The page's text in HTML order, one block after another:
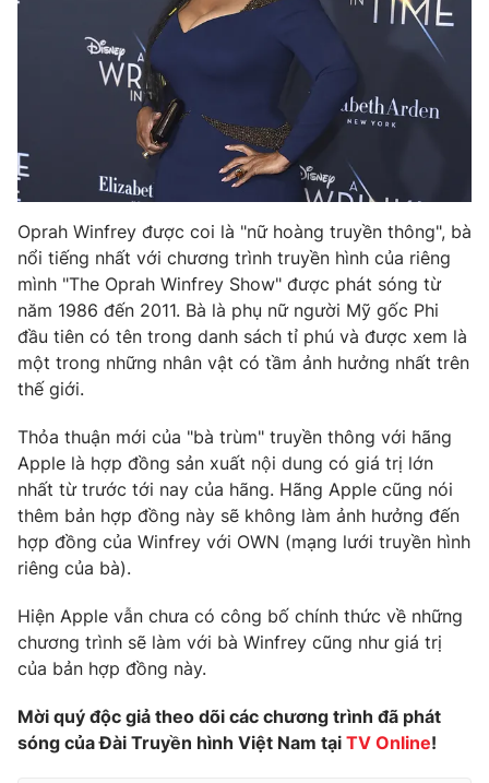
VTV Sức khoẻ
Thị trường 24h Tấm lòng Việt
VTV4 Vươn mình bằng AI
VTV9 VTV8
Liên hệ tòa soạn English
THỜI BÁO VTV
Theo dõi báo trên
Cơ quan chủ quản:
Giấy phép hoạt động báo in và báo điện tử số 483/GP-BTTTT
cấp ngày 29/12/2023
Tổng Biên tập: Vũ Thanh Thủy
Phó Tổng Biên tập:Nguyễn Thị Mỹ Hạnh, Phạm Quốc Thắng,
Nguyễn Trọng Ninh
Oprah Winfrey được coi là "nữ hoàng truyền thông", bà
nổi tiếng nhất với chương trình truyền hình của riêng
mình "The Oprah Winfrey Show" được phát sóng từ
năm 1986 đến 2011. Bà là phụ nữ người Mỹ gốc Phi
đầu tiên có tên trong danh sách tỉ phú và được xem là
một trong những nhân vật có tầm ảnh hưởng nhất trên
thế giới.
Thỏa thuận mới của "bà trùm" truyền thông với hãng
Apple là hợp đồng sản xuất nội dung có giá trị lớn
nhất từ trước tới nay của hãng. Hãng Apple cũng nói
thêm bản hợp đồng này sẽ không làm ảnh hưởng đến
hợp đồng của Winfrey với OWN (mạng lưới truyền hình
riêng của bà).
Hiện Apple vẫn chưa có công bố chính thức về những
chương trình sẽ làm với bà Winfrey cũng như giá trị
của bản hợp đồng này.
Mời quý độc giả theo dõi các chương trình đã phát
sóng của Đài Truyền hình Việt Nam tại TV Online!